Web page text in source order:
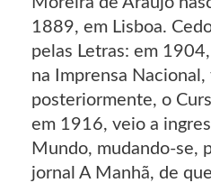
1889, em Lisboa.
pelas Letras: em
na Imprensa
posteriormente, o
em 1916, veio a
Mundo, mudando-se,
jornal A Manhã, de